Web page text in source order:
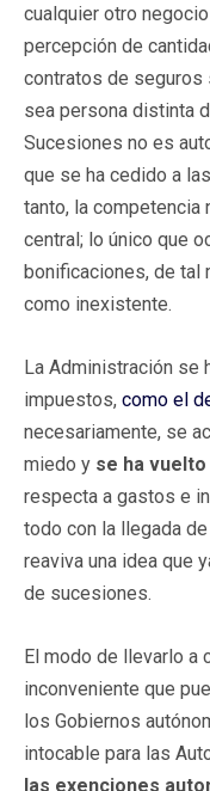
cualquier otro
percepción de
contratos de seguros
sea persona distinta
Sucesiones no es
que se ha cedido a
tanto, la competencia
central; lo único que
bonificaciones, de tal
como inexistente.
La Administración se
impuestos, como el
necesariamente, se
miedo y se ha
respecta a gastos e
todo con la llegada
reaviva una idea que
de sucesiones.
El modo de llevarlo a
inconveniente que
los Gobiernos
intocable para las
las exenciones